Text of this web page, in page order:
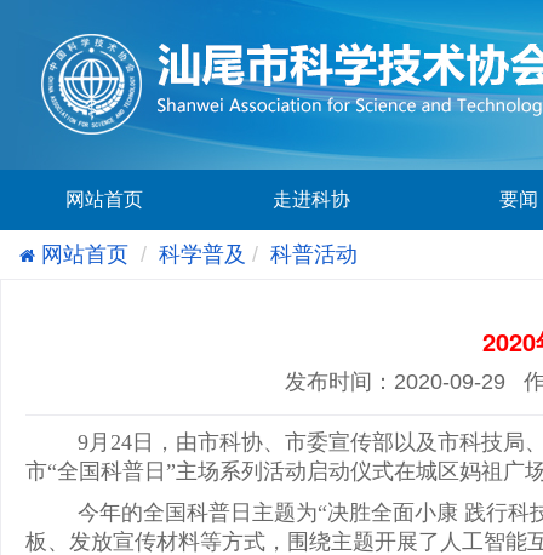
网站首页 走进科协 要闻
网站首页 科学普及 科普活动
发布时间：2020-09-29
9月 24日，由市科协、市委宣传部以及市科技局
市“全国科普日”主场系列活动启动仪式在城区妈祖广
今年的全国科普日主题为“决胜全面小康 践行
板、发放宣传材料等方式，围绕主题开展了人工智